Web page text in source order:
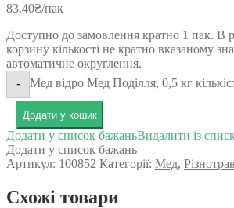
83.40₴/пак
Доступно до замовлення кратно 1 пак. В
корзину кількості не кратно вказаному
автоматичне округлення.
-
Мед відро Мед Поділля, 0,5 кг
Додати у кошик
Додати у список бажаньВидалити із
Додати у список бажань
Артикул: 100852 Категорії: Мед,
Схожі товари